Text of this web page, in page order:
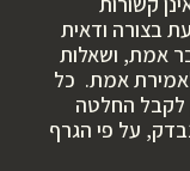
בצורה ודאית
אמת, ושאלות
אמת. כל
לקבל החלטה
על פי הגרף